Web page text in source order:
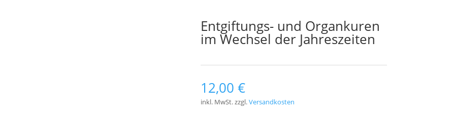
Entgiftungs- und Organkuren
im Wechsel der Jahreszeiten
12,00€
inkl. MwSt.zzgl.Versandkosten